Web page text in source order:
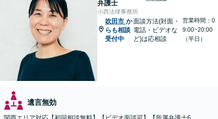
弁護士
小西法律事務所
吹田市 か
らも相談
受付中
面談方法(対面・
電話・ビデオな
ど)は応相談
営業時間：0
9:00~20:00
（平日）
遺言無効